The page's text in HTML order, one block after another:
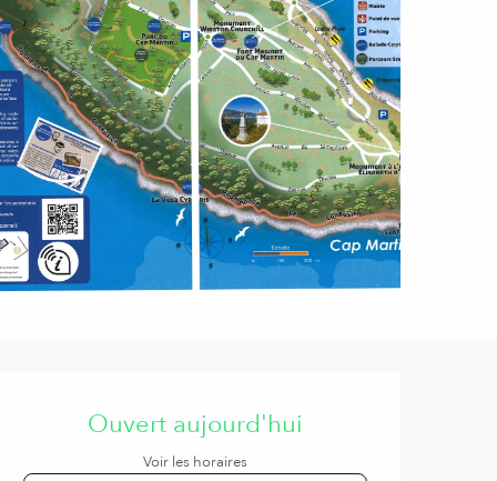
Ouvert aujourd'hui
Voir les horaires